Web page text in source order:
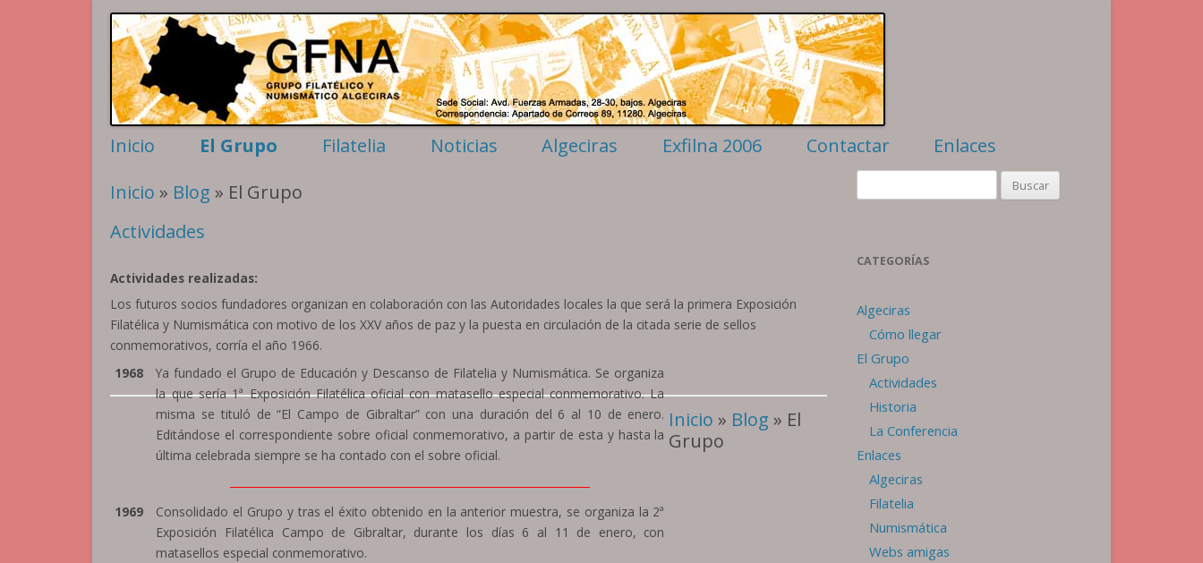
Grupo Algeciras
Filatelia y Numismática en el extremo sur de la península
al
Inicio El Grupo
Contactar
Filatelia Noticias Algeciras Exfilna 2006
Comité organizador
Alojamiento
Contactar Enlaces
Filatelia
Numismática
Inicio » Blog » El Grupo
Actividades
Actividades realizadas:
Los futuros socios fundadores organizan en colaboración con las Autoridades locales la que será la primera Exposición
Filatélica y Numismática con motivo de los XXV años de paz y la puesta en circulación de la citada serie de sellos
conmemorativos, corría el año 1966.
1968
Ya fundado el Grupo de Educación y Descanso de Filatelia y Numismática. Se organiza
la que sería 1ª Exposición Filatélica oficial con matasello especial conmemorativo. La
misma se tituló de “El Campo de Gibraltar” con una duración del 6 al 10 de enero.
Editándose el correspondiente sobre oficial conmemorativo, a partir de esta y hasta la
última celebrada siempre se ha contado con el sobre oficial.
1969
Consolidado el Grupo y tras el éxito obtenido en la anterior muestra, se organiza la 2ª
Exposición Filatélica Campo de Gibraltar, durante los días 6 al 11 de enero, con
matasellos especial conmemorativo.
Inicio » Blog » El
Grupo
CATEGORÍAS
Algeciras
Cómo llegar
El Grupo
Actividades
Historia
La Conferencia
Enlaces
Algeciras
Filatelia
Numismática
Webs amigas